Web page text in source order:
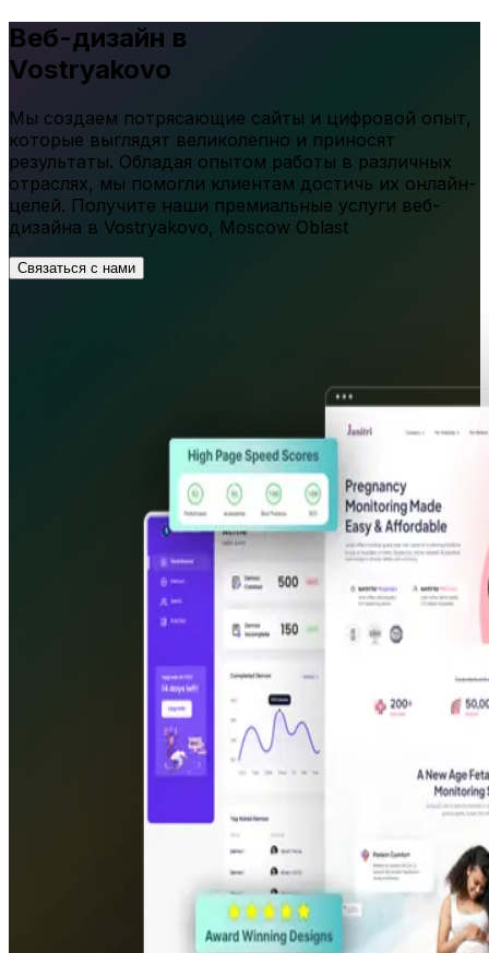
Веб-дизайн в
Vostryakovo
Мы создаем потрясающие сайты и цифровой опыт,
которые выглядят великолепно и приносят
результаты. Обладая опытом работы в различных
отраслях, мы помогли клиентам достичь их онлайн-
целей. Получите наши премиальные услуги веб-
дизайна в Vostryakovo, Moscow Oblast
Связаться с нами